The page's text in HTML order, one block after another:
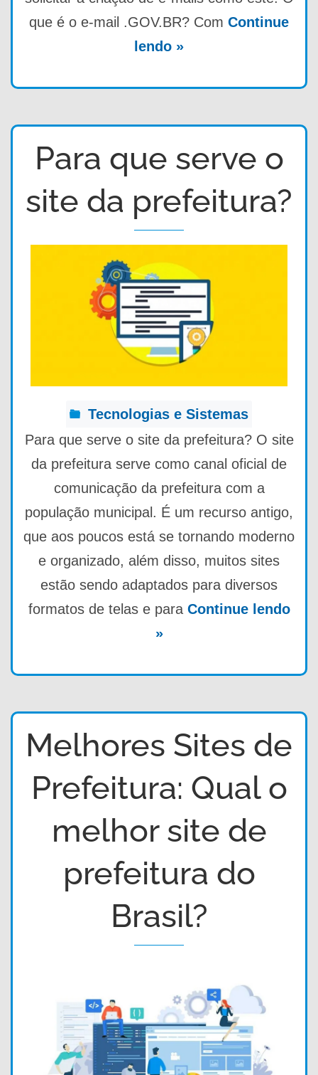
que é o e-mail .GOV.BR? Com Continue
lendo »
Para que serve o
site da prefeitura?
Tecnologias e Sistemas
Para que serve o site da prefeitura? O site
da prefeitura serve como canal oficial de
comunicação da prefeitura com a
população municipal. É um recurso antigo,
que aos poucos está se tornando moderno
e organizado, além disso, muitos sites
estão sendo adaptados para diversos
formatos de telas e para Continue lendo
»
Melhores Sites de
Prefeitura: Qual o
melhor site de
prefeitura do
Brasil?